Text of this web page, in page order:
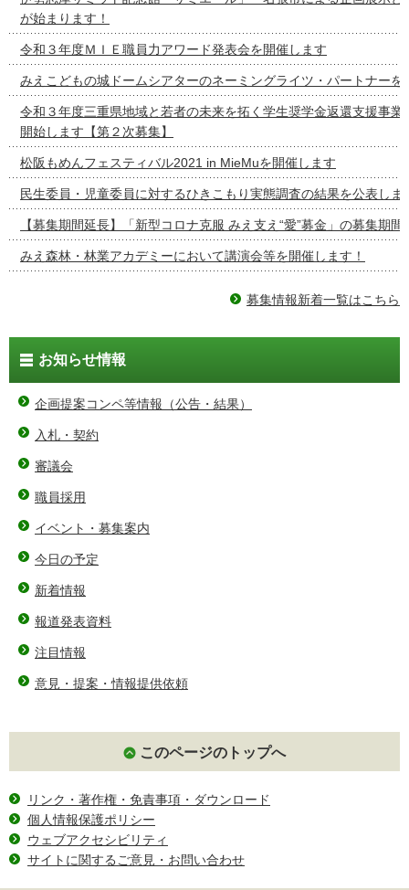
が始まります！
令和３年度ＭＩＥ職員力アワード発表会を開催します
みえこどもの城ドームシアターのネーミングライツ・パートナーを
令和３年度三重県地域と若者の未来を拓く学生奨学金返還支援事業
開始します【第２次募集】
松阪もめんフェスティバル2021 in MieMuを開催します
民生委員・児童委員に対するひきこもり実態調査の結果を公表しま
【募集期間延長】「新型コロナ克服 みえ支え“愛”募金」の募集期
みえ森林・林業アカデミーにおいて講演会等を開催します！
募集情報新着一覧はこちら
お知らせ情報
企画提案コンペ等情報（公告・結果）
入札・契約
審議会
職員採用
イベント・募集案内
今日の予定
新着情報
報道発表資料
注目情報
意見・提案・情報提供依頼
このページのトップへ
リンク・著作権・免責事項・ダウンロード
個人情報保護ポリシー
ウェブアクセシビリティ
サイトに関するご意見・お問い合わせ